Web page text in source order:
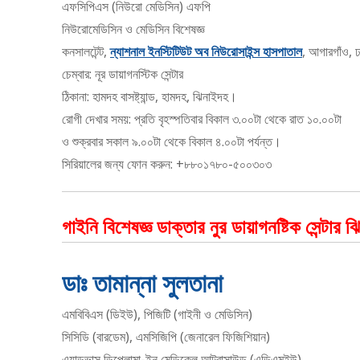
এফসিপিএস (নিউরো মেডিসিন) এফপি
নিউরোমেডিসিন ও মেডিসিন বিশেষজ্ঞ
কনসালটেন্ট,ন্যাশনাল ইনস্টিটিউট অব নিউরোসাইন্স হাসপাতাল, আগারগাঁও,
চেম্বার: নূর ডায়াগনস্টিক সেন্টার
ঠিকানা: হামদহ বাসষ্ট্যান্ড, হামদহ, ঝিনাইদহ।
রোগী দেখার সময়: প্রতি বৃহস্পতিবার বিকাল ৩.০০টা থেকে রাত ১০.০০টা
ও শুক্রবার সকাল ৯.০০টা থেকে বিকাল ৪.০০টা পর্যন্ত।
সিরিয়ালের জন্য ফোন করুন: +৮৮০১৭৮০-৫০০৩০৩
গাইনি বিশেষজ্ঞ ডাক্তার নুর ডায়াগনষ্টিক সেন্টার
ডাঃ তামান্না সুলতানা
এমবিবিএস (ডিইউ), পিজিটি (গাইনী ও মেডিসিন)
সিসিডি (বারডেম), এমসিজিপি (জেনারেল ফিজিশিয়ান)